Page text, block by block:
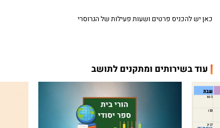
כאן יש להכניס פרטים ושעות פעילות של הגרוסרי
עוד בשירותים ומתקנים לתושב